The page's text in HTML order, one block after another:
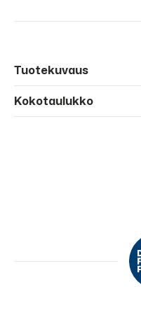
Tuotekuvaus
Kokotaulukko